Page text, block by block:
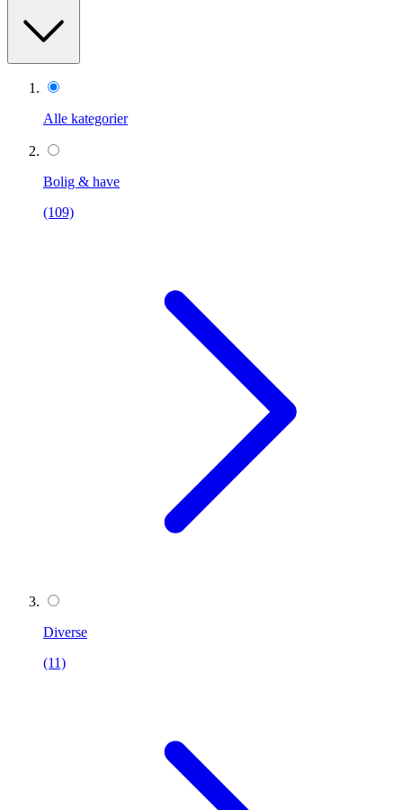
Alle kategorier
Bolig & have
(109)
Diverse
(11)